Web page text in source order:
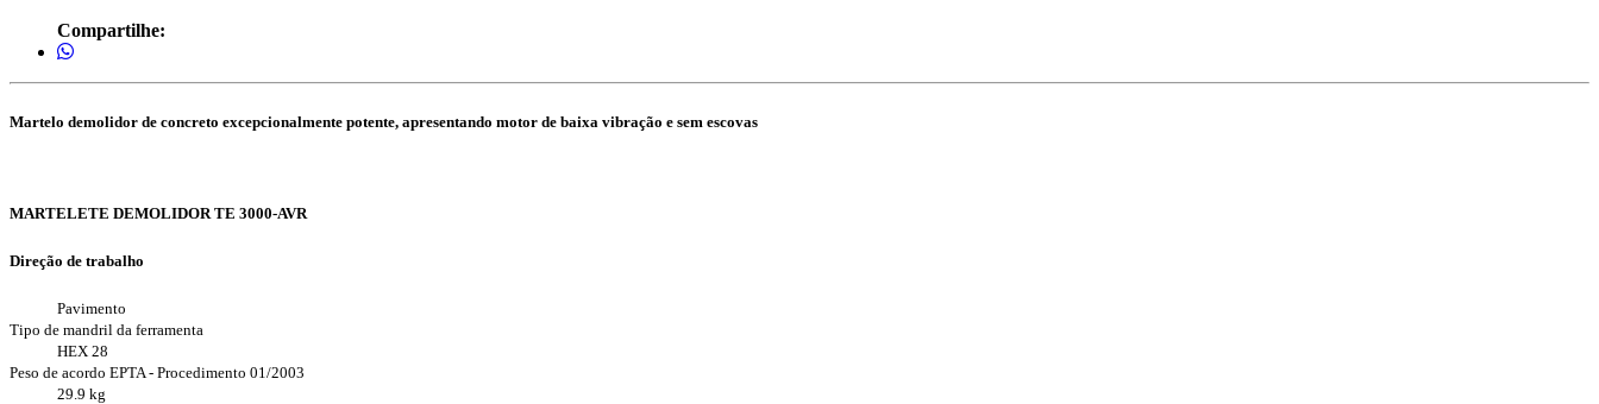
Compartilhe:
Martelo demolidor de concreto excepcionalmente potente, apresentando motor de baixa vibração e sem escovas
MARTELETE DEMOLIDOR TE 3000-AVR
Direção de trabalho
Pavimento
Tipo de mandril da ferramenta
HEX 28
Peso de acordo EPTA - Procedimento 01/2003
29.9 kg